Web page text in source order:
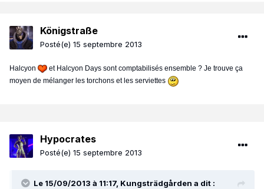
Königstraße
Posté(e) 15 septembre 2013
Halcyon
et Halcyon Days sont comptabilisés ensemble ? Je trouve ça
moyen de mélanger les torchons et les serviettes
Hypocrates
Posté(e) 15 septembre 2013
Le 15/09/2013 à 11:17, Kungsträdgården a dit :